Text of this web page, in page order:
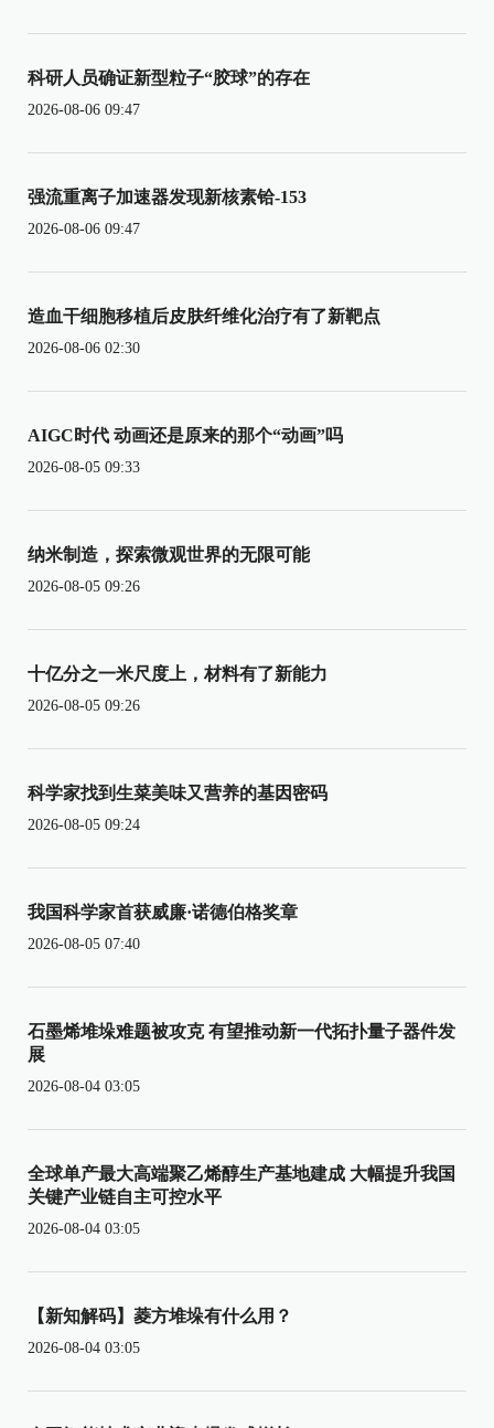
科研人员确证新型粒子“胶球”的存在
2026-08-06 09:47
强流重离子加速器发现新核素铪-153
2026-08-06 09:47
造血干细胞移植后皮肤纤维化治疗有了新靶点
2026-08-06 02:30
AIGC时代 动画还是原来的那个“动画”吗
2026-08-05 09:33
纳米制造，探索微观世界的无限可能
2026-08-05 09:26
十亿分之一米尺度上，材料有了新能力
2026-08-05 09:26
科学家找到生菜美味又营养的基因密码
2026-08-05 09:24
我国科学家首获威廉·诺德伯格奖章
2026-08-05 07:40
石墨烯堆垛难题被攻克 有望推动新一代拓扑量子器件发
展
2026-08-04 03:05
全球单产最大高端聚乙烯醇生产基地建成 大幅提升我国
关键产业链自主可控水平
2026-08-04 03:05
【新知解码】菱方堆垛有什么用？
2026-08-04 03:05